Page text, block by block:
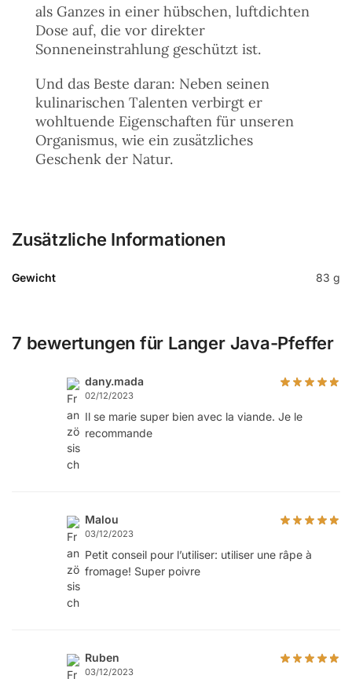
als Ganzes in einer hübschen, luftdichten
Dose auf, die vor direkter
Sonneneinstrahlung geschützt ist.
Und das Beste daran: Neben seinen
kulinarischen Talenten verbirgt er
wohltuende Eigenschaften für unseren
Organismus, wie ein zusätzliches
Geschenk der Natur.
Zusätzliche Informationen
Gewicht 83 g
7 bewertungen für Langer Java-Pfeffer
dany.mada
02/12/2023
Il se marie super bien avec la viande. Je le
recommande
Malou
03/12/2023
Petit conseil pour l’utiliser: utiliser une râpe à
fromage! Super poivre
Ruben
03/12/2023